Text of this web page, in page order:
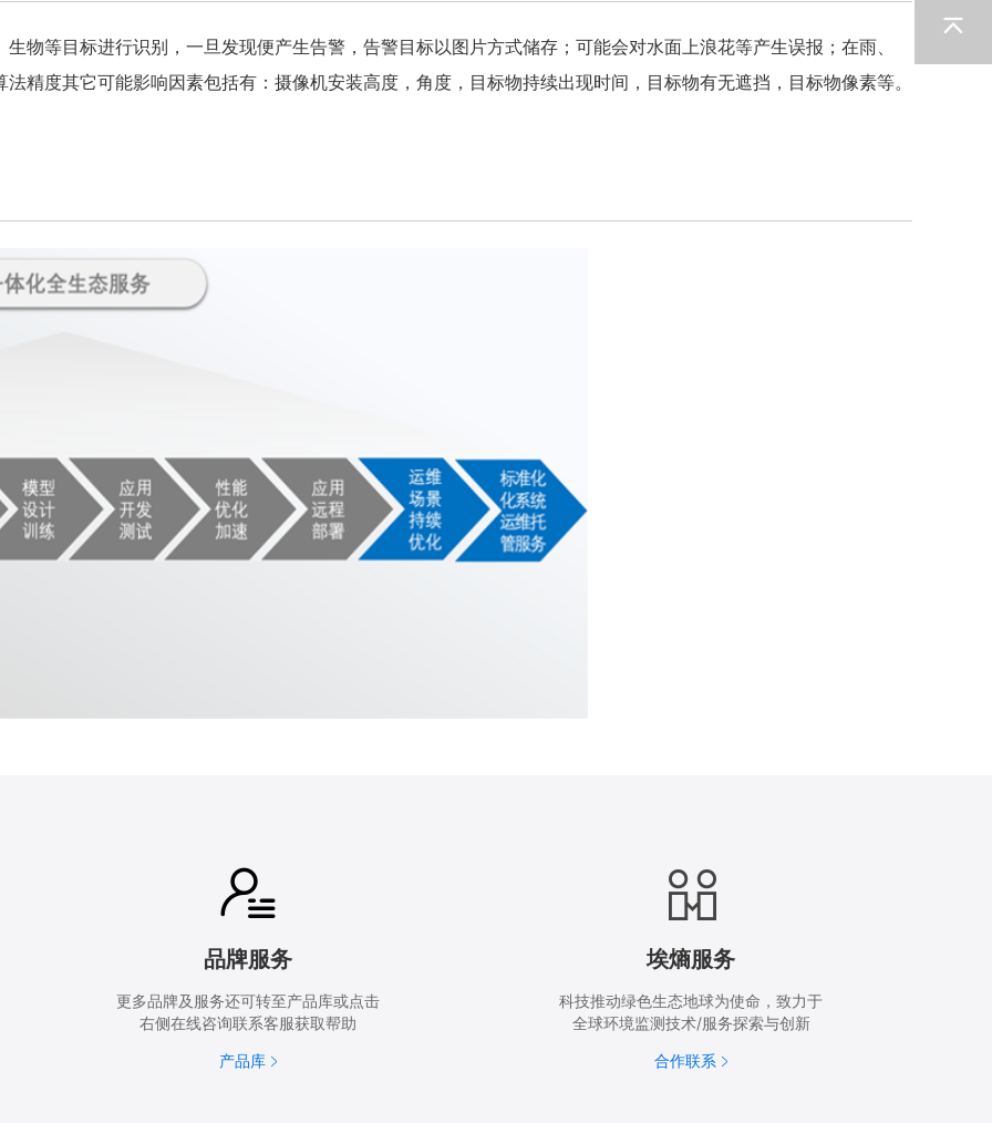
物等目标进行识别，一旦发现便产生告警，告警目标以图片方式储存；可能会对水面上浪花等产生误报；在雨、
精度其它可能影响因素包括有：摄像机安装高度，角度，目标物持续出现时间，目标物有无遮挡，目标物像素等。
品牌服务
更多品牌及服务还可转至产品库或点击
右侧在线咨询联系客服获取帮助
产品库
埃熵服务
科技推动绿色生态地球为使命，致力于
全球环境监测技术/服务探索与创新
合作联系